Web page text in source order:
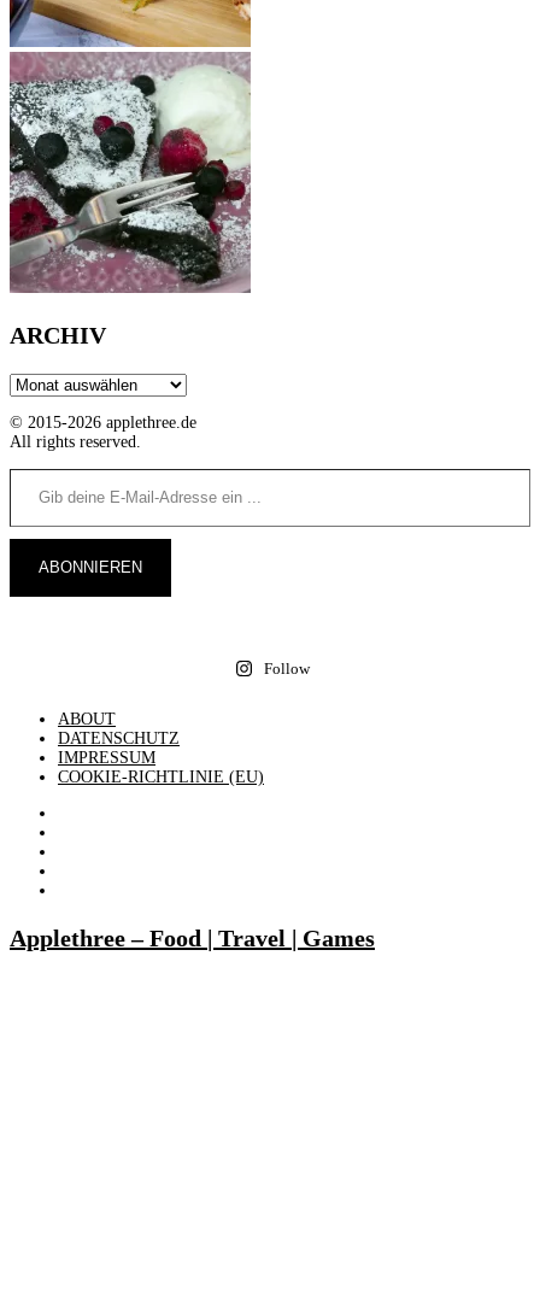
ARCHIV
Archiv
© 2015-2026 applethree.de
All rights reserved.
Gib deine E-Mail-Adresse ein ...
ABONNIEREN
Follow
ABOUT
DATENSCHUTZ
IMPRESSUM
COOKIE-RICHTLINIE (EU)
Applethree – Food | Travel | Games